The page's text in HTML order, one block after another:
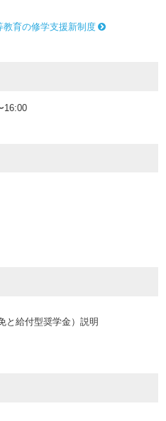
育の修学支援新制度
16:00
と給付型奨学金）説明